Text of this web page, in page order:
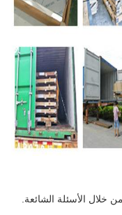
الأسئلة الشائعة.